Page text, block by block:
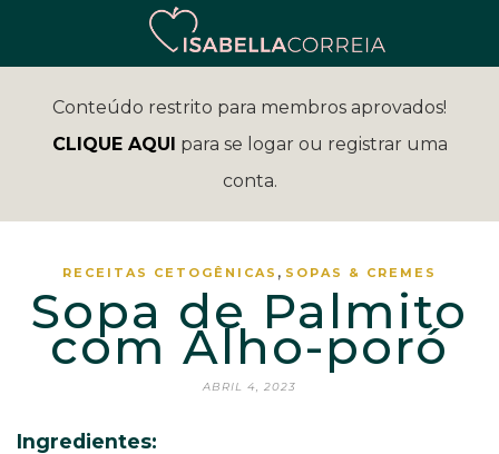
Conteúdo restrito para membros aprovados!
CLIQUE AQUI para se logar ou registrar uma
conta.
RECEITAS CETOGÊNICAS , SOPAS & CREMES
Sopa de Palmito
com Alho-poró
ABRIL 4, 2023
Ingredientes: